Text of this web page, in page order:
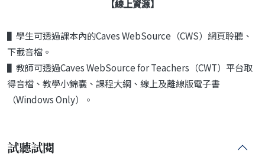
【線上資源】
▌學生可透過課本內的Caves WebSource（CWS）網頁聆聽、
下載音檔。
▌教師可透過Caves WebSource for Teachers（CWT）平台取
得音檔、教學小錦囊、課程大綱、線上及離線版電子書
（Windows Only）。
試聽試閱